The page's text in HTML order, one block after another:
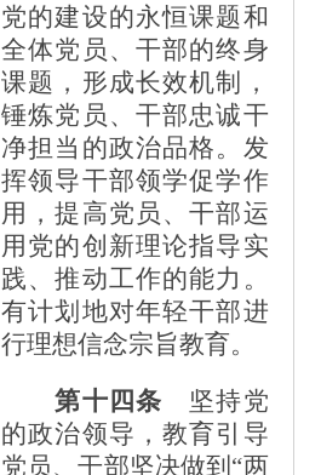
党的建设的永恒课题和
全体党员、干部的终身
课题，形成长效机制，
锤炼党员、干部忠诚干
净担当的政治品格。发
挥领导干部领学促学作
用，提高党员、干部运
用党的创新理论指导实
践、推动工作的能力。
有计划地对年轻干部进
行理想信念宗旨教育。
第十四条 坚持党
的政治领导，教育引导
党员、干部坚决做到 “两